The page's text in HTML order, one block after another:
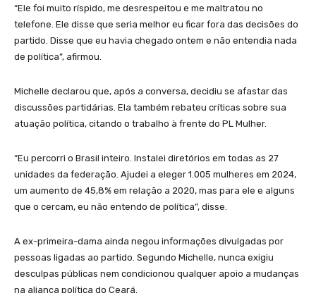
“Ele foi muito ríspido, me desrespeitou e me maltratou no
telefone. Ele disse que seria melhor eu ficar fora das decisões do
partido. Disse que eu havia chegado ontem e não entendia nada
de política”, afirmou.
Michelle declarou que, após a conversa, decidiu se afastar das
discussões partidárias. Ela também rebateu críticas sobre sua
atuação política, citando o trabalho à frente do PL Mulher.
“Eu percorri o Brasil inteiro. Instalei diretórios em todas as 27
unidades da federação. Ajudei a eleger 1.005 mulheres em 2024,
um aumento de 45,8% em relação a 2020, mas para ele e alguns
que o cercam, eu não entendo de política”, disse.
A ex-primeira-dama ainda negou informações divulgadas por
pessoas ligadas ao partido. Segundo Michelle, nunca exigiu
desculpas públicas nem condicionou qualquer apoio a mudanças
na aliança política do Ceará.